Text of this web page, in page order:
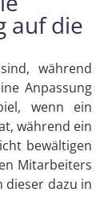
auf die
während
Anpassung
wenn ein
während ein
bewältigen
Mitarbeiters
dieser dazu in